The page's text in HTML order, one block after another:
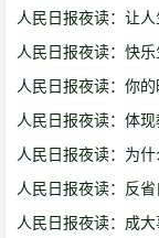
人民日报夜读：让
人民日报夜读：快
人民日报夜读：你
人民日报夜读：体
人民日报夜读：为
人民日报夜读：反
人民日报夜读：成